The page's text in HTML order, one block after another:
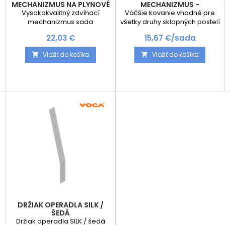
MECHANIZMUS NA PLYNOVÉ
PIESTY
Vysokokvalitný zdvíhací
mechanizmus sada
doobjednať piesty podľa
veľkosti postele
Cena
22,03 €
 Vložiť do košíka
MECHANIZMUS -
OTVÁRANIE NA ŠÍRKU /
SADA
Väčšie kovanie vhodné pre
všetky druhy sklopných postelí
s úložným priestorom. Otvory
kovania sú zapustené. Pružina
2,8x21x202x60. Menší zdvyh
Otváranie priečne - na šírku
Cena
15,67 €/sada
 Vložiť do košíka
DRŽIAK OPERADLA SILK /
ŠEDÁ
Držiak operadla SILK / šedá